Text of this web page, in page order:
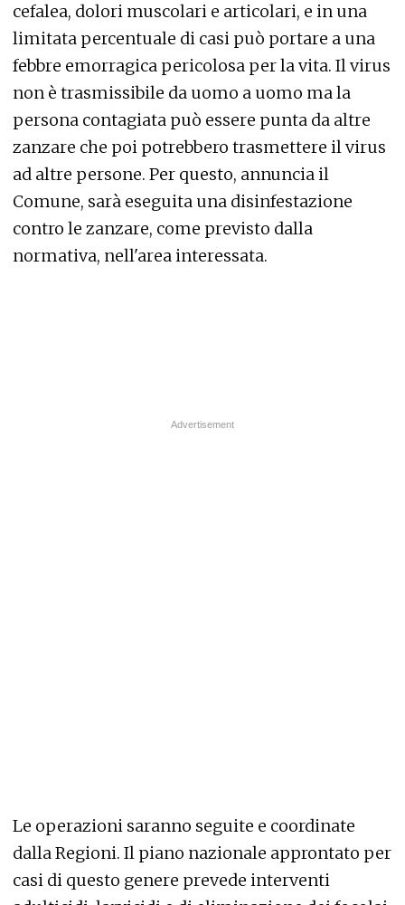
cefalea, dolori muscolari e articolari, e in una
limitata percentuale di casi può portare a una
febbre emorragica pericolosa per la vita. Il virus
non è trasmissibile da uomo a uomo ma la
persona contagiata può essere punta da altre
zanzare che poi potrebbero trasmettere il virus
ad altre persone. Per questo, annuncia il
Comune, sarà eseguita una disinfestazione
contro le zanzare, come previsto dalla
normativa, nell'area interessata.
Le operazioni saranno seguite e coordinate
dalla Regioni. Il piano nazionale approntato per
casi di questo genere prevede interventi